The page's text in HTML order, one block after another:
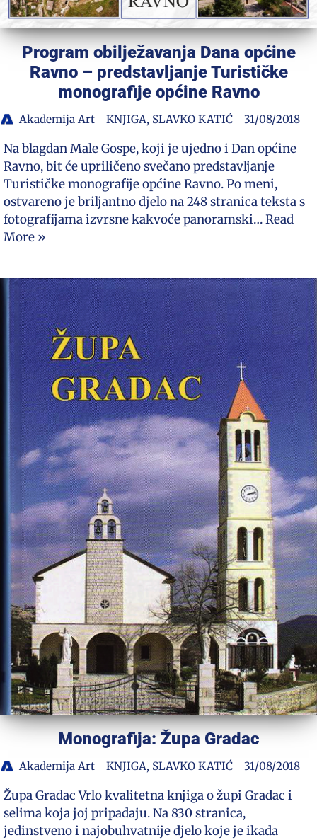
Program obilježavanja Dana općine
Ravno – predstavljanje Turističke
monografije općine Ravno
Akademija Art KNJIGA, SLAVKO KATIĆ 31/08/2018
Na blagdan Male Gospe, koji je ujedno i Dan općine
Ravno, bit će upriličeno svečano predstavljanje
Turističke monografije općine Ravno. Po meni,
ostvareno je briljantno djelo na 248 stranica teksta s
fotografijama izvrsne kakvoće panoramski…Read
More »
Monografija: Župa Gradac
Akademija Art KNJIGA, SLAVKO KATIĆ 31/08/2018
Župa Gradac Vrlo kvalitetna knjiga o župi Gradac i
selima koja joj pripadaju. Na 830 stranica,
jedinstveno i najobuhvatnije djelo koje je ikada